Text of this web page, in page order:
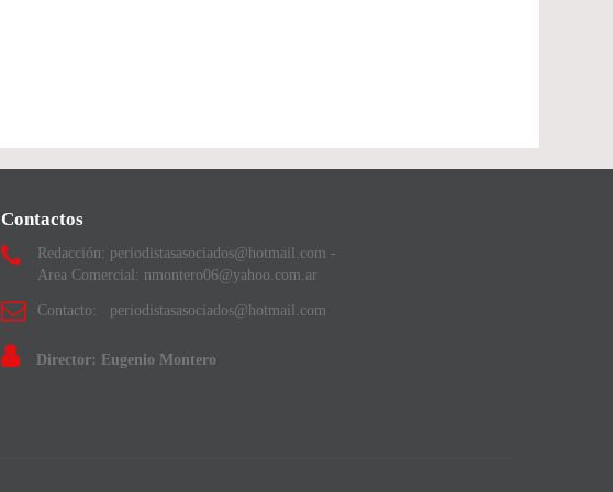
Contactos
Redacción: periodistasasociados@hotmail.com -
Area Comercial: nmontero06@yahoo.com.ar
Contacto: periodistasasociados@hotmail.com
Director: Eugenio Montero